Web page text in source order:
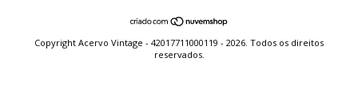
Copyright Acervo Vintage - 42017711000119 - 2026. Todos os direitos
reservados.